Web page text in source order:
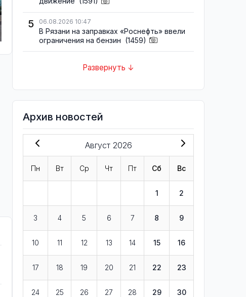
5 06.08.2026 10:47
В Рязани на заправках «Роснефть» ввели
ограничения на бензин (1459)
Развернуть ↓
Архив новостей
Август 2026
Пн Вт Ср Чт Пт Сб Вс
1 2
3 4 5 6 7 8 9
10 11 12 13 14 15 16
17 18 19 20 21 22 23
24 25 26 27 28 29 30